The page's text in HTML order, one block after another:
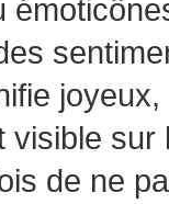
visible
de ne